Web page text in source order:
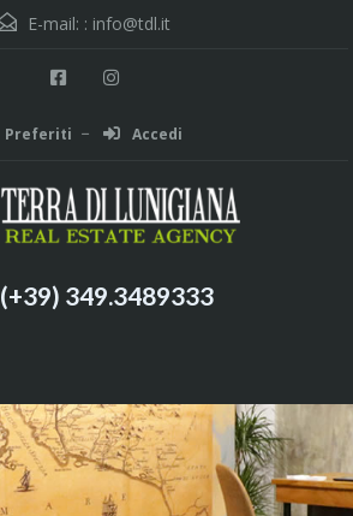
E-mail: : info@tdl.it
Preferiti Accedi
(+39) 349.3489333